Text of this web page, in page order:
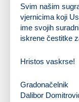
Svim našim
vjernicima koji
ime svojih
iskrene čestitke
Hristos vaskrse!
Gradonačelnik
Dalibor